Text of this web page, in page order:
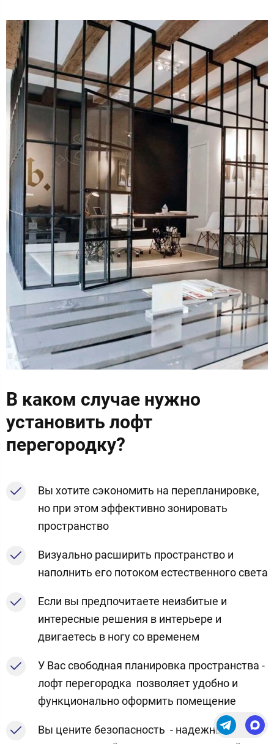
В каком случае нужно
установить лофт
перегородку?
Вы хотите сэкономить на перепланировке,
но при этом эффективно зонировать
пространство
Визуально расширить пространство и
наполнить его потоком естественного света
Если вы предпочитаете неизбитые и
интересные решения в интерьере и
двигаетесь в ногу со временем
У Вас свободная планировка пространства -
лофт перегородка позволяет удобно и
функционально оформить помещение
Вы цените безопасность - надежный